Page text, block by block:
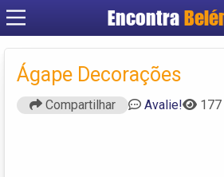
Encontra
Cadastrar
Criar conta
Ágape Decorações
Compartilhar Avalie! 177